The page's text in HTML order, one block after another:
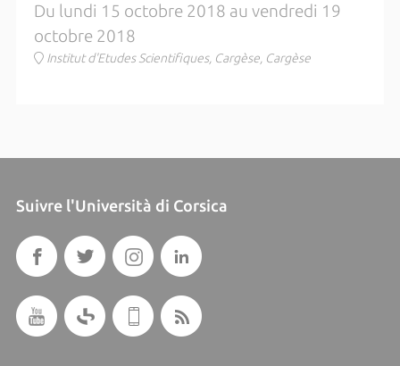
Du lundi 15 octobre 2018 au vendredi 19
octobre 2018
Institut d'Etudes Scientifiques, Cargèse, Cargèse
Suivre l'Università di Corsica